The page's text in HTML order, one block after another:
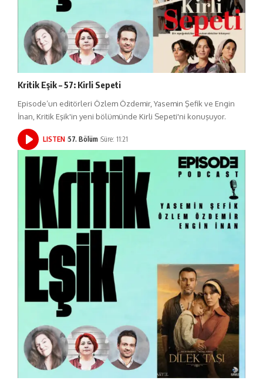
Kritik Eşik – 57: Kirli Sepeti
Episode’un editörleri Özlem Özdemir, Yasemin Şefik ve Engin
İnan, Kritik Eşik'in yeni bölümünde Kirli Sepeti'ni konuşuyor.
LISTEN 57. Bölüm Süre: 11:21